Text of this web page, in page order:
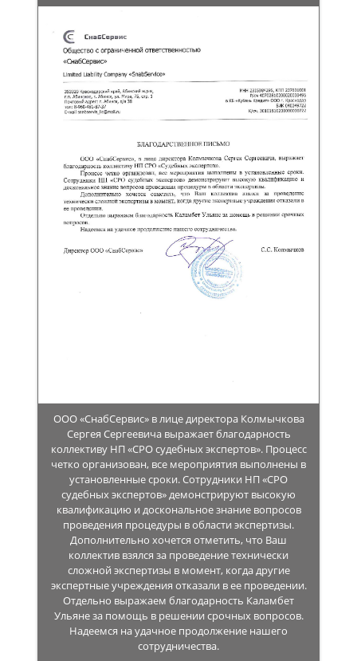
ООО «СнабСервис» в лице директора Колмычкова
Сергея Сергеевича выражает благодарность
коллективу НП «СРО судебных экспертов». Процесс
четко организован, все мероприятия выполнены в
установленные сроки. Сотрудники НП «СРО
судебных экспертов» демонстрируют высокую
квалификацию и доскональное знание вопросов
проведения процедуры в области экспертизы.
Дополнительно хочется отметить, что Ваш
коллектив взялся за проведение технически
сложной экспертизы в момент, когда другие
экспертные учреждения отказали в ее проведении.
Отдельно выражаем благодарность Каламбет
Ульяне за помощь в решении срочных вопросов.
Надеемся на удачное продолжение нашего
сотрудничества.